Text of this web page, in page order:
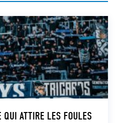
ATTIRE LES FOULES